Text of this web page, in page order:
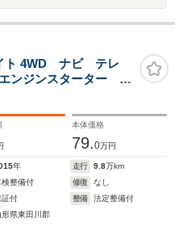
ト 4WD ナビ テレ
ジンスターター
本体価格
79.0万円
年 走行 9.8万km
検整備付 修復
なし
証付 整備
法定整備付
形県東田川郡